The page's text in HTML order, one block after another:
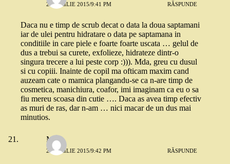
23 APRILIE 2015/9:41 PM RĂSPUNDE
Daca nu e timp de scrub decat o data la doua saptamani
iar de ulei pentru hidratare o data pe saptamana in
conditiile in care piele e foarte foarte uscata … gelul de
dus a trebui sa curete, exfolieze, hidrateze dintr-o
singura trecere a lui peste corp :))). Mda, greu cu dusul
si cu copiii. Inainte de copil ma ofticam maxim cand
auzeam cate o mamica plangandu-se ca n-are timp de
cosmetica, manichiura, coafor, imi imaginam ca eu o sa
fiu mereu scoasa din cutie …. Daca as avea timp efectiv
as muri de ras, dar n-am … nici macar de un dus mai
minutios.
Meg
23 APRILIE 2015/9:42 PM RĂSPUNDE